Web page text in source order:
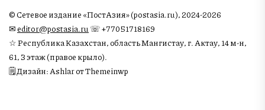
© Сетевое издание «ПостАзия» (postasia.ru), 2024-2026
✉︎editor@postasia.ru ☏ +77051718169
☆ Республика Казахстан, область Мангистау, г. Актау, 14 м-н,
61, 3 этаж (правое крыло).
🗒 Дизайн: Ashlar от Themeinwp